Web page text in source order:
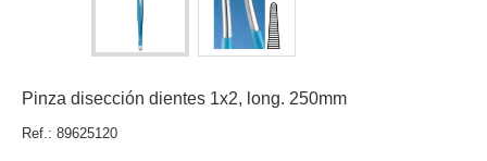
Pinza disección dientes 1x2, long. 250mm
Ref.: 89625120